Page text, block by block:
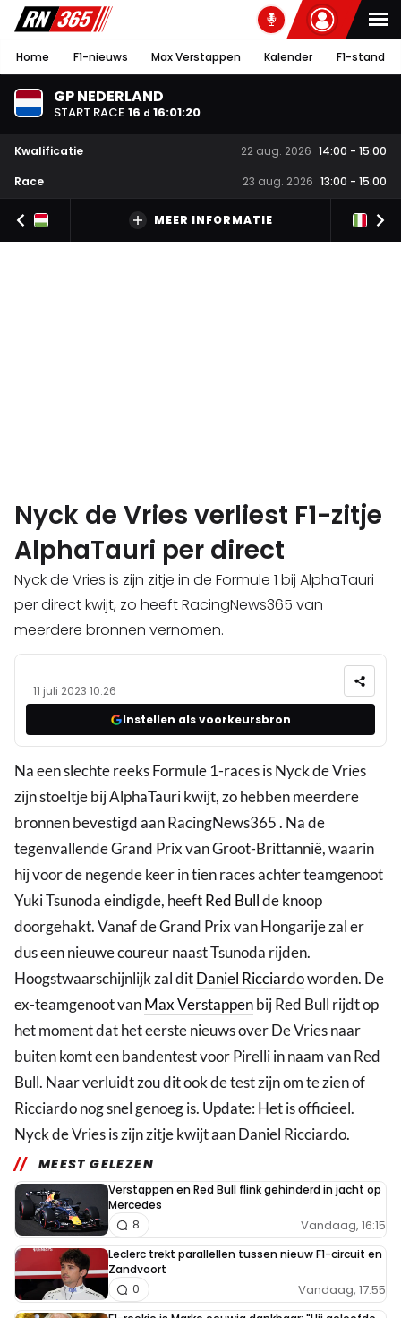
Home F1-nieuws Max Verstappen Kalender F1-stand
GP NEDERLAND
START RACE 16 d 16:01:19
Kwalificatie 22 aug. 2026 14:00 - 15:00
Race
23 aug. 2026 13:00 - 15:00
MEER INFORMATIE
Nyck de Vries verliest F1-zitje
AlphaTauri per direct
Nyck de Vries is zijn zitje in de Formule 1 bij AlphaTauri
per direct kwijt, zo heeft RacingNews365 van
meerdere bronnen vernomen.
11 juli 2023 10:26
Instellen als voorkeursbron
Na een slechte reeks Formule 1-races is Nyck de Vries
zijn stoeltje bij AlphaTauri kwijt, zo hebben meerdere
bronnen bevestigd aan RacingNews365 . Na de
tegenvallende Grand Prix van Groot-Brittannië, waarin
hij voor de negende keer in tien races achter teamgenoot
Yuki Tsunoda eindigde, heeftRed Bullde knoop
doorgehakt. Vanaf de Grand Prix van Hongarije zal er
dus een nieuwe coureur naast Tsunoda rijden.
Hoogstwaarschijnlijk zal ditDaniel Ricciardoworden. De
ex-teamgenoot vanMax Verstappenbij Red Bull rijdt op
het moment dat het eerste nieuws over De Vries naar
buiten komt een bandentest voor Pirelli in naam van Red
Bull. Naar verluidt zou dit ook de test zijn om te zien of
Ricciardo nog snel genoeg is. Update: Het is officieel.
Nyck de Vries is zijn zitje kwijt aan Daniel Ricciardo.
MEEST GELEZEN
Verstappen en Red Bull flink gehinderd in jacht op
Mercedes
Vandaag, 16:15
8
Leclerc trekt parallellen tussen nieuw F1-circuit en
Zandvoort
Vandaag, 17:55
0